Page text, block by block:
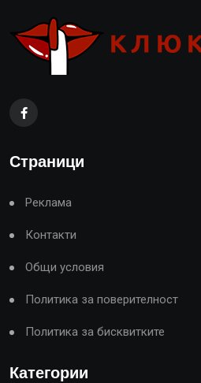
Страници
Реклама
Контакти
Общи условия
Политика за поверителност
Политика за бисквитките
Категории